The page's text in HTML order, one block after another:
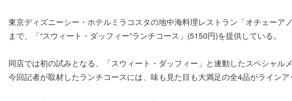
東京ディズニーシー・ホテルミラコスタの地中海料理レストラン「オチェーア
まで、「“スウィート・ダッフィー”ランチコース」(5150円)を提供している。
同店では初の試みとなる、「スウィート・ダッフィー」と連動したスペシャル
今回記者が取材したランチコースには、味も見た目も大満足の全4品がライン